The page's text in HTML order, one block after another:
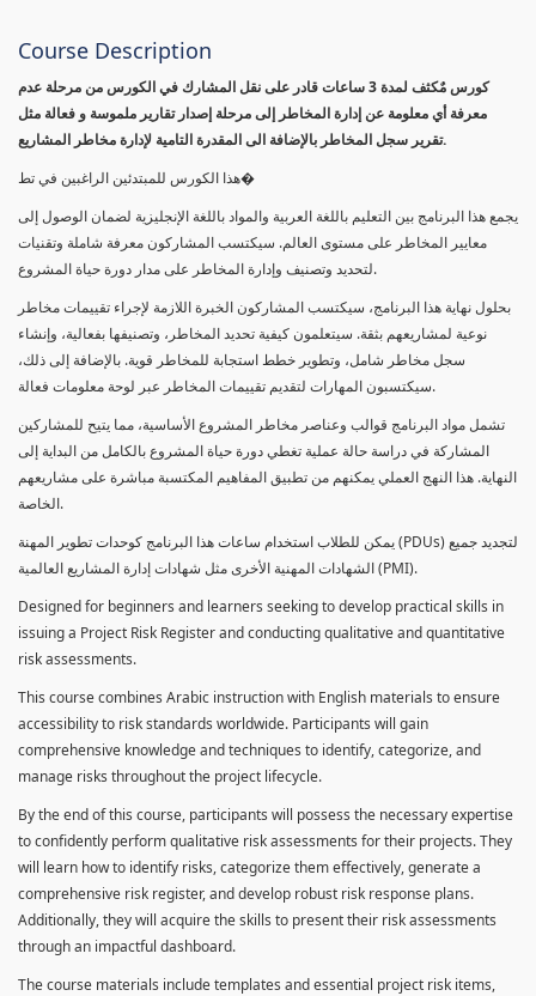
Course Description
كورس مٌكثف لمدة 3 ساعات قادر على نقل المشارك في الكورس من مرحلة عدم
معرفة أي معلومة عن إدارة المخاطر إلى مرحلة إصدار تقارير ملموسة و فعالة مثل
تقرير سجل المخاطر بالإضافة الى المقدرة التامية لإدارة مخاطر المشاريع.
هذا الكورس للمبتدئين الراغبين في تط�
يجمع هذا البرنامج بين التعليم باللغة العربية والمواد باللغة الإنجليزية لضمان الوصول إلى
معايير المخاطر على مستوى العالم. سيكتسب المشاركون معرفة شاملة وتقنيات
لتحديد وتصنيف وإدارة المخاطر على مدار دورة حياة المشروع.
بحلول نهاية هذا البرنامج، سيكتسب المشاركون الخبرة اللازمة لإجراء تقييمات مخاطر
نوعية لمشاريعهم بثقة. سيتعلمون كيفية تحديد المخاطر، وتصنيفها بفعالية، وإنشاء
سجل مخاطر شامل، وتطوير خطط استجابة للمخاطر قوية. بالإضافة إلى ذلك،
سيكتسبون المهارات لتقديم تقييمات المخاطر عبر لوحة معلومات فعالة.
تشمل مواد البرنامج قوالب وعناصر مخاطر المشروع الأساسية، مما يتيح للمشاركين
المشاركة في دراسة حالة عملية تغطي دورة حياة المشروع بالكامل من البداية إلى
النهاية. هذا النهج العملي يمكنهم من تطبيق المفاهيم المكتسبة مباشرة على مشاريعهم
الخاصة.
يمكن للطلاب استخدام ساعات هذا البرنامج كوحدات تطوير المهنة (PDUs) لتجديد جميع
الشهادات المهنية الأخرى مثل شهادات إدارة المشاريع العالمية (PMI).
Designed for beginners and learners seeking to develop practical skills in
issuing a Project Risk Register and conducting qualitative and quantitative
risk assessments.
This course combines Arabic instruction with English materials to ensure
accessibility to risk standards worldwide. Participants will gain
comprehensive knowledge and techniques to identify, categorize, and
manage risks throughout the project lifecycle.
By the end of this course, participants will possess the necessary expertise
to confidently perform qualitative risk assessments for their projects. They
will learn how to identify risks, categorize them effectively, generate a
comprehensive risk register, and develop robust risk response plans.
Additionally, they will acquire the skills to present their risk assessments
through an impactful dashboard.
The course materials include templates and essential project risk items,